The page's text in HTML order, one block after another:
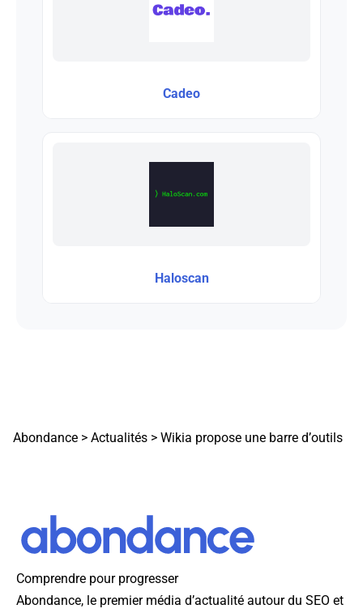
Cadeo
Haloscan
Abondance > Actualités > Wikia propose une barre d’outils
Comprendre pour progresser
Abondance, le premier média d’actualité autour du SEO et